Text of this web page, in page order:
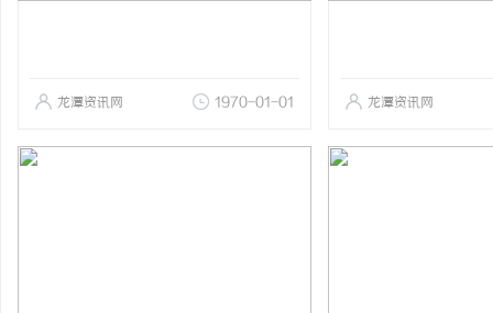
龙潭资讯网 1970-01-01 龙潭资讯网